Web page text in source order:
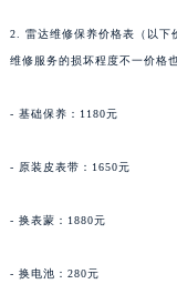
2. 雷达维修保养价格表（以下
维修服务的损坏程度不一价格
- 基础保养：1180元
- 原装皮表带：1650元
- 换表蒙：1880元
- 换电池：280元